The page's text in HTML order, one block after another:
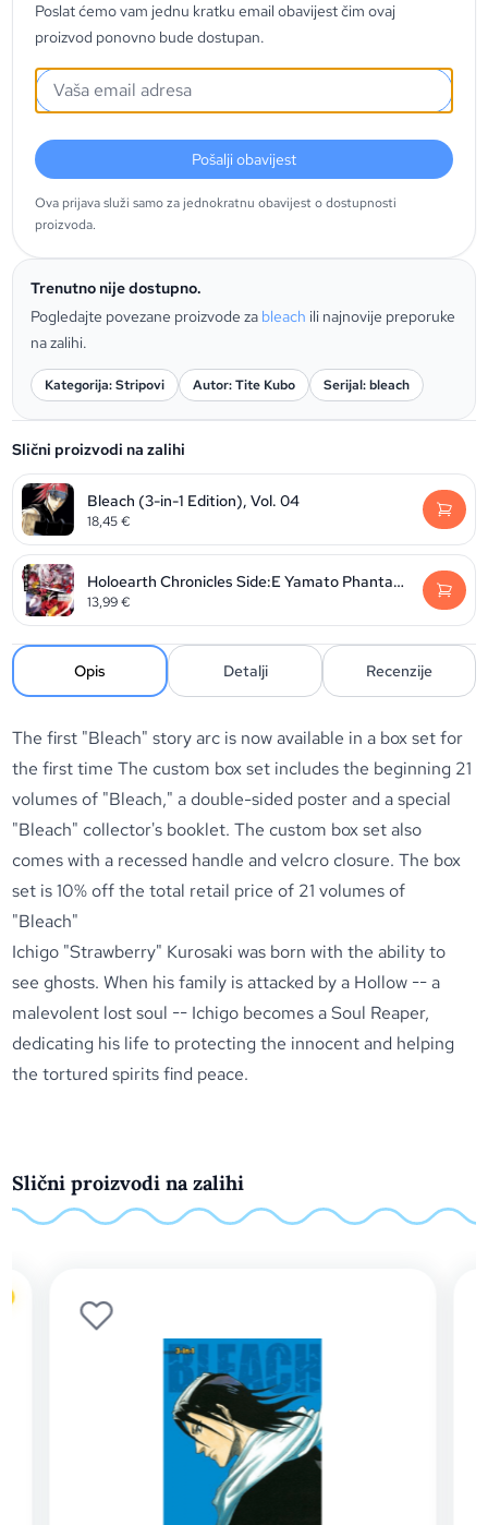
Poslat ćemo vam jednu kratku email obavijest čim ovaj
proizvod ponovno bude dostupan.
Pošalji obavijest
Ova prijava služi samo za jednokratnu obavijest o dostupnosti
proizvoda.
Trenutno nije dostupno.
Pogledajte povezane proizvode za bleach ili najnovije preporuke
na zalihi.
Kategorija: Stripovi Autor: Tite Kubo Serijal: bleach
Slični proizvodi na zalihi
Bleach (3-in-1 Edition), Vol. 04
18,45€
Holoearth Chronicles Side:E Yamato Phantasia, Volume 2
13,99€
Opis Detalji Recenzije
The first "Bleach" story arc is now available in a box set for
the first time The custom box set includes the beginning 21
volumes of "Bleach," a double-sided poster and a special
"Bleach" collector's booklet. The custom box set also
comes with a recessed handle and velcro closure. The box
set is 10% off the total retail price of 21 volumes of
"Bleach"
Ichigo "Strawberry" Kurosaki was born with the ability to
see ghosts. When his family is attacked by a Hollow -- a
malevolent lost soul -- Ichigo becomes a Soul Reaper,
dedicating his life to protecting the innocent and helping
the tortured spirits find peace.
Slični proizvodi na zalihi